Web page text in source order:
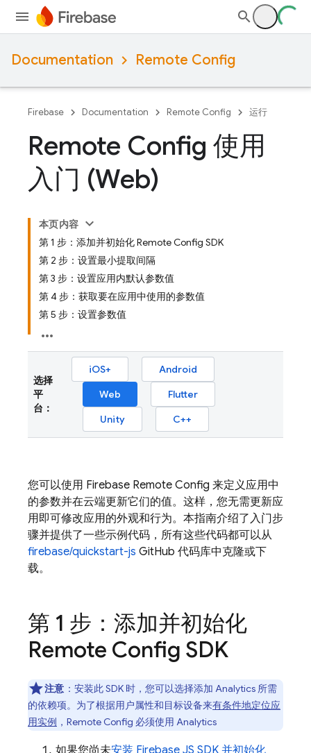
Documentation Remote Config
Firebase Documentation Remote Config 运行
Remote Config 使用
入门 (Web)
本页内容
第 1 步：添加并初始化 Remote Config SDK
第 2 步：设置最小提取间隔
第 3 步：设置应用内默认参数值
第 4 步：获取要在应用中使用的参数值
第 5 步：设置参数值
选择
平
台：
iOS+
Android
Web
Flutter
Unity
C++
您可以使用 Firebase Remote Config 来定义应用中
的参数并在云端更新它们的值。这样，您无需更新应
用即可修改应用的外观和行为。本指南介绍了入门步
骤并提供了一些示例代码，所有这些代码都可以从
firebase/quickstart-js GitHub 代码库中克隆或下
载。
第 1 步：添加并初始化
Remote Config SDK
注意 ：安装此 SDK 时，您可以选择添加 Analytics所需
的依赖项。为了根据用户属性和目标设备来有条件地定位应
用实例 ， Remote Config 必须使用 Analytics
如果您尚未安装 Firebase JS SDK 并初始化